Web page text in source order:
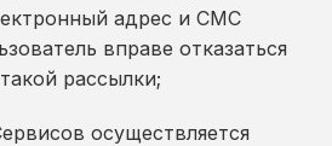
адрес и СМС
вправе отказаться
рассылки;
осуществляется